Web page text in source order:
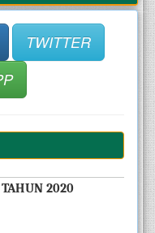
TWITTER
2020